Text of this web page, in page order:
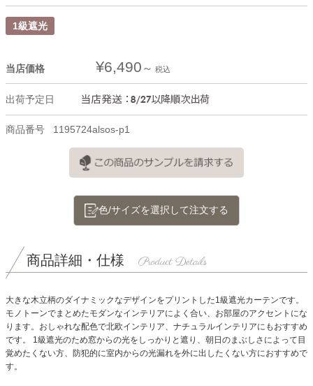
1級遮光
当店価格 ¥6,490 税込
出荷予定日
商品番号 1195724alsos-p1
色/サイズを選択して注文する
商品詳細・仕様
大きな木立柄のダイナミックなデザインをプリントした1級遮光カーテンです。
モノトーンでまとめたモダンなインテリアによく合い、お部屋のアクセントにな
ります。おしゃれな配色で北欧インテリア、ナチュラルインテリアにもおすすめ
です。
1級遮光のため窓からの光をしっかりと遮り、朝日のまぶしさによって目
覚めたくない方、防犯的に室内からの光漏れを外に出したくない方におすすめで
す。